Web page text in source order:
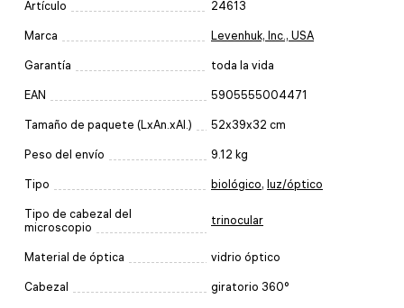
Artículo 24613
Marca Levenhuk, Inc., USA
Garantía toda la vida
EAN 5905555004471
Tamaño de paquete (LxAn.xAl.) 52x39x32 cm
Peso del envío 9.12 kg
Tipo biológico, luz/óptico
Tipo de cabezal del
microscopio
trinocular
Material de óptica vidrio óptico
Cabezal giratorio 360°